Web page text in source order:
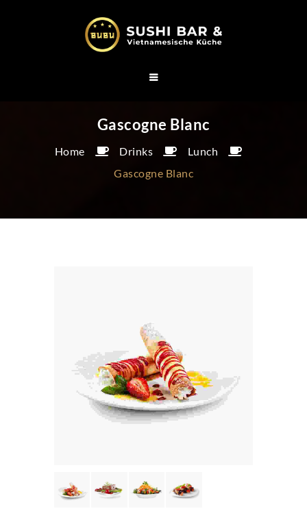
Gascogne Blanc
Home Drinks
Lunch
Gascogne Blanc